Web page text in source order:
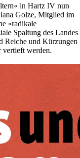
in Hartz IV nun
Golze, Mitglied im
»radikale
Spaltung des Landes
Reiche und Kürzungen
vertieft werden.